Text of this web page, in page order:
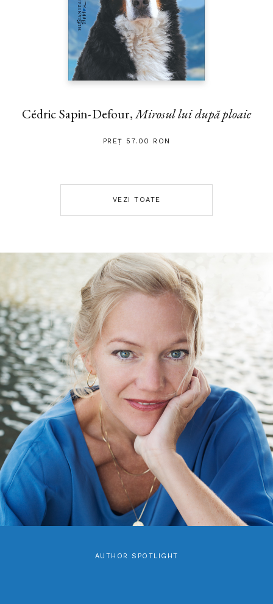
Cédric Sapin-Defour,Mirosul lui după ploaie
PREȚ 57.00 RON
VEZI TOATE
AUTHOR SPOTLIGHT